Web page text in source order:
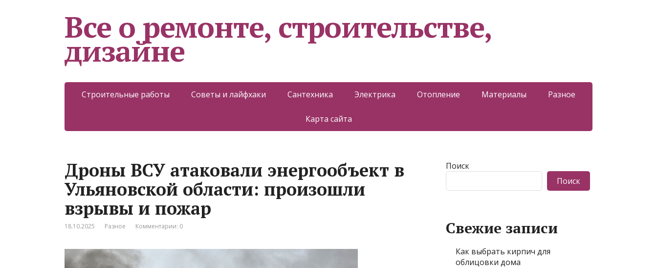
Все о ремонте, строительстве,
дизайне
Строительные работы Советы и лайфхаки Сантехника Электрика Отопление Материалы Разное
Карта сайта
Дроны ВСУ атаковали энергообъект в
Ульяновской области: произошли
взрывы и пожар
18.10.2025 Разное Комментарии: 0
Поиск
Поиск
Свежие записи
Как выбрать кирпич для
облицовки дома